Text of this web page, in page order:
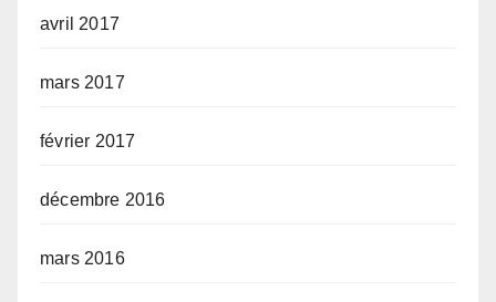
avril 2017
mars 2017
février 2017
décembre 2016
mars 2016